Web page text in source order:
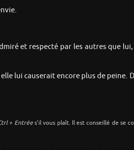
et respecté par les autres que
lui causerait encore plus de peine.
+ Entrées’il vous plaît. Il est conseillé de se